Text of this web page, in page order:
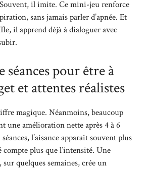
Souvent, il imite. Ce mini-jeu renforce
sans jamais parler d’apnée. Et
il apprend déjà à dialoguer avec
séances pour être à
et attentes réalistes
magique. Néanmoins, beaucoup
une amélioration nette après 4 à 6
séances, l’aisance apparaît souvent plus
plus que l’intensité. Une
sur quelques semaines, crée un